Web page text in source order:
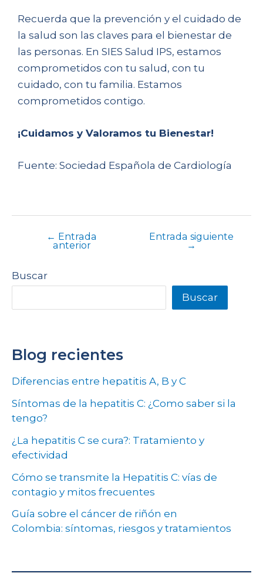
Recuerda que la prevención y el cuidado de
la salud son las claves para el bienestar de
las personas. En SIES Salud IPS, estamos
comprometidos con tu salud, con tu
cuidado, con tu familia. Estamos
comprometidos contigo.
¡Cuidamos y Valoramos tu Bienestar!
Fuente: Sociedad Española de Cardiología
← Entrada
anterior
Entrada siguiente
→
Buscar
Buscar
Blog recientes
Diferencias entre hepatitis A, B y C
Síntomas de la hepatitis C: ¿Como saber si la
tengo?
¿La hepatitis C se cura?: Tratamiento y
efectividad
Cómo se transmite la Hepatitis C: vías de
contagio y mitos frecuentes
Guía sobre el cáncer de riñón en
Colombia: síntomas, riesgos y tratamientos